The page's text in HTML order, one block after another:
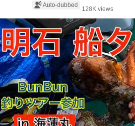
Auto-dubbed
128K views